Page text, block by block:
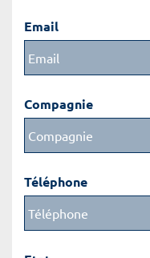
Email
Compagnie
Téléphone